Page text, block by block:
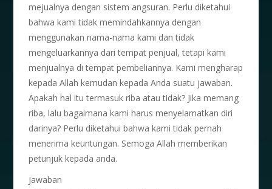
mejualnya dengan sistem angsuran. Perlu diketahui
bahwa kami tidak memindahkannya dengan
menggunakan nama-nama kami dan tidak
mengeluarkannya dari tempat penjual, tetapi kami
menjualnya di tempat pembeliannya. Kami mengharap
kepada Allah kemudan kepada Anda suatu jawaban.
Apakah hal itu termasuk riba atau tidak? Jika memang
riba, lalu bagaimana kami harus menyelamatkan diri
darinya? Perlu diketahui bahwa kami tidak pernah
menerima keuntungan. Semoga Allah memberikan
petunjuk kepada anda.
Jawaban